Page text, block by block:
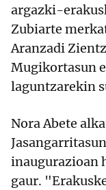
argazki-
Zubiarte
Aranzadi
Mugikortasun
laguntzarekin
Nora Abete
inaugurazioan
gaur.